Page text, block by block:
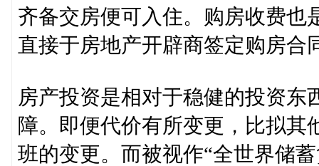
齐备交房便可入住。购房收费也
直接于房地产开辟商签定购房合
房产投资是相对于稳健的投资
障。即便代价有所变更，比拟其
班的变更。而被视作“全世界储